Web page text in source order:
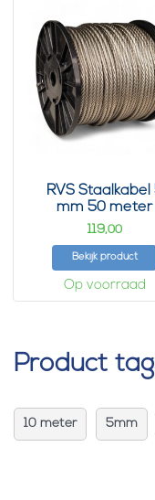
RVS Staalkabel
mm 50 meter
119,00
Bekijk product
Op voorraad
Product
10 meter 5mm